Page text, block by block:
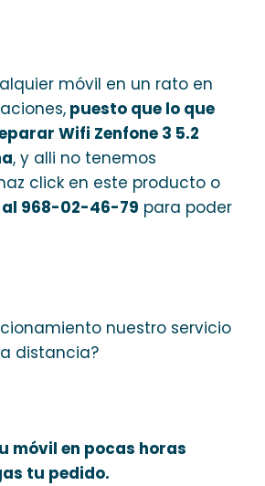
móvil en un rato en
puesto que lo que
Wifi Zenfone 3 5.2
, y alli no tenemos
click en este producto o
al 968-02-46-79 para poder
nuestro servicio
distancia?
móvil en pocas horas
tu pedido.